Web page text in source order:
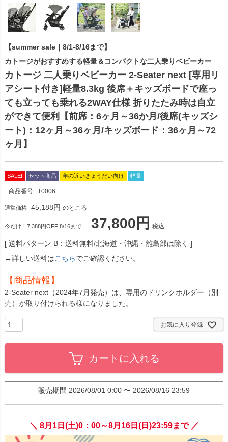
【summer sale｜8/1-8/16まで】
カトージがおすすめする軽量＆コンパクトな二人乗りベビーカー
カトージ 二人乗りベビーカー 2-Seater next [専用リ
アシート付き]軽量8.3kg 後席＋キッズボードで座っ
ても立っても乗れる2WAY仕様 折りたたみ時は自立
ができて便利【前席：6ヶ月～36か月/後席(キッズシ
ート)：12ヶ月～36ヶ月/キッズボード：36ヶ月～72
ヶ月】
SALE! セット商品 年の近いきょうだい向け 軽量
商品番号 T0006
通常価格 45,188 のところ
今だけ！7,388円OFF 8/16まで｜ 37,800 税込
送料パターン B：送料無料/北海道・沖縄・離島部は除く
→詳しい送料はこちらでご確認ください。
【商品情報 】
2-Seater next（2024年7月発売）は、専用のドリンクホルダー（別
売）が取り付けられる様になりました。
お気に入り登録
カートに入れる
販売期間 2026/08/01 0:00 〜 2026/08/16 23:59
＼ 8月1日(土)0：00～8月16日(日)23:59まで ／